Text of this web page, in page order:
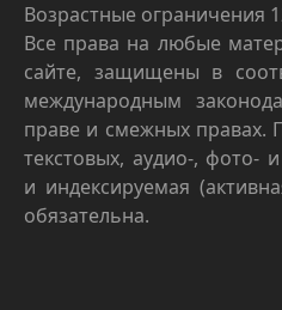
Возрастные ограничения
Все права на любые
сайте, защищены в
международным
праве и смежных правах.
текстовых, аудио-, фото-
и индексируемая
обязательна.